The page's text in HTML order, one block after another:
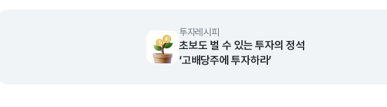
투자레시피
초보도 벌 수 있는 투자의 정석
‘고배당주에 투자하라’